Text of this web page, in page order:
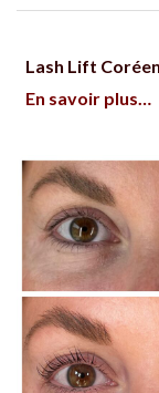
Lash Lift Coréen
En savoir plus…